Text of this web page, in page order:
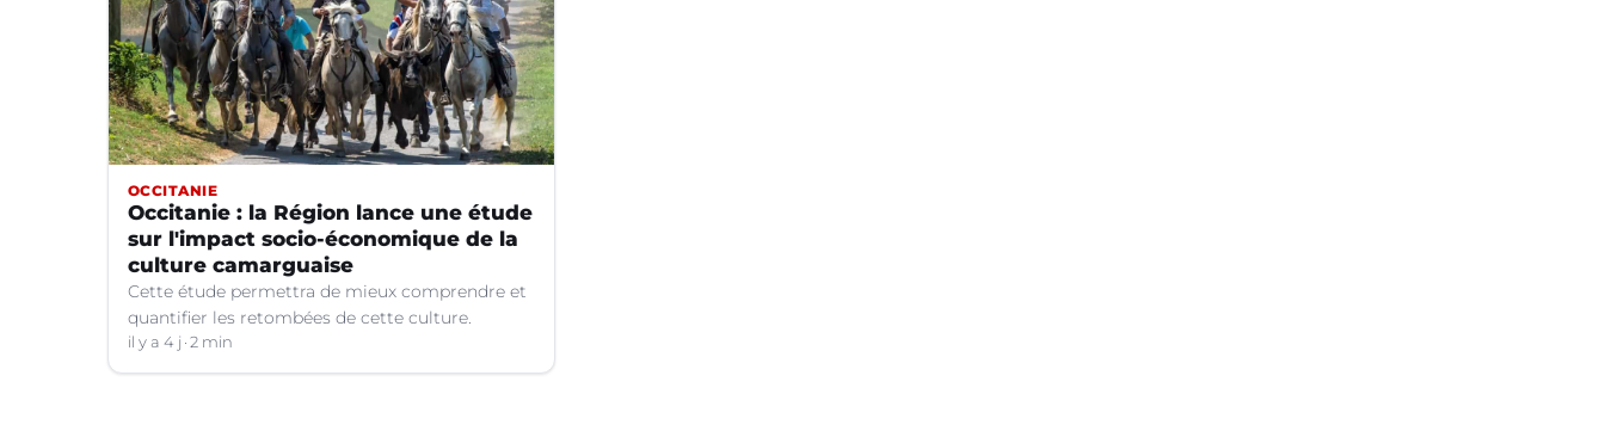
OCCITANIE
Occitanie : la Région lance une étude
sur l'impact socio-économique de la
culture camarguaise
Cette étude permettra de mieux comprendre et
quantifier les retombées de cette culture.
il y a 4 j 2 min